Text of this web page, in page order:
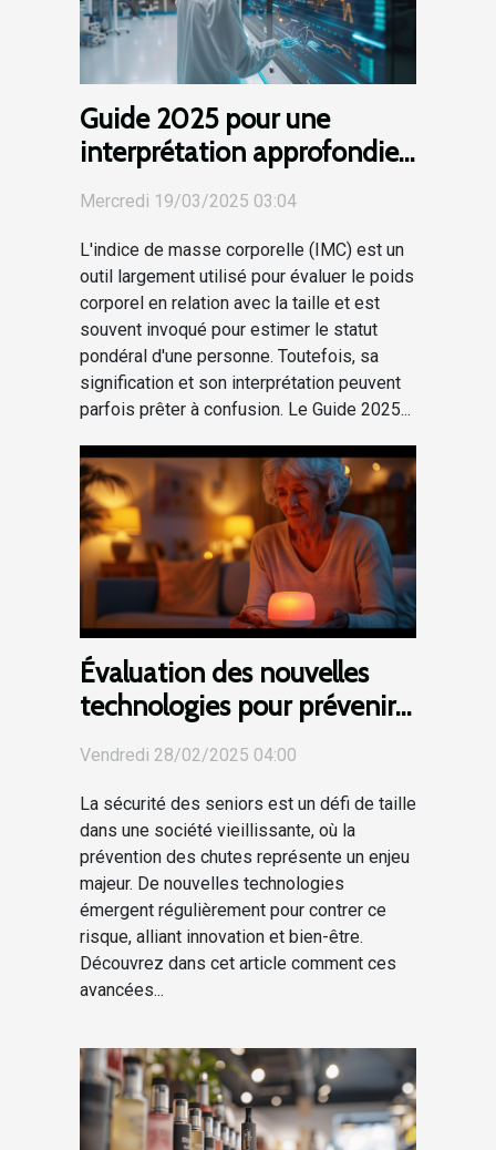
Guide 2025 pour une
interprétation approfondie
des résultats de l'IMC
Mercredi 19/03/2025 03:04
L'indice de masse corporelle (IMC) est un
outil largement utilisé pour évaluer le poids
corporel en relation avec la taille et est
souvent invoqué pour estimer le statut
pondéral d'une personne. Toutefois, sa
signification et son interprétation peuvent
parfois prêter à confusion. Le Guide 2025...
Évaluation des nouvelles
technologies pour prévenir
les chutes chez les seniors
Vendredi 28/02/2025 04:00
La sécurité des seniors est un défi de taille
dans une société vieillissante, où la
prévention des chutes représente un enjeu
majeur. De nouvelles technologies
émergent régulièrement pour contrer ce
risque, alliant innovation et bien-être.
Découvrez dans cet article comment ces
avancées...